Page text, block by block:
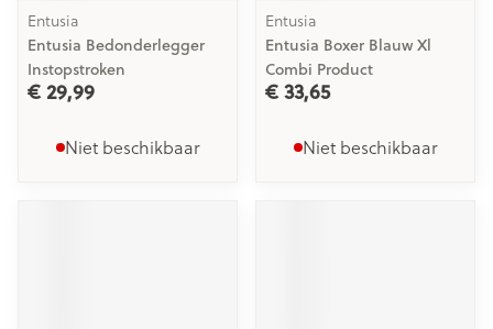
Entusia
Entusia Bedonderlegger
Instopstroken
€ 29,99
Niet beschikbaar
Entusia
Entusia Boxer Blauw Xl
Combi Product
€ 33,65
Niet beschikbaar